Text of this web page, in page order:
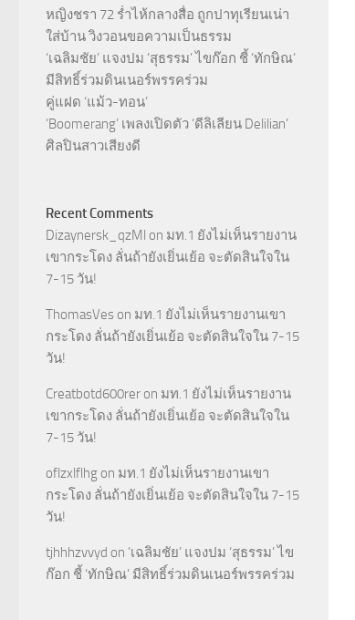
หญิงชรา 72 ร่ำไห้กลางสื่อ ถูกปาทุเรียนเน่า
ใส่บ้าน วิงวอนขอความเป็นธรรม
‘เฉลิมชัย’ แจงปม ‘สุธรรม’ ไขก๊อก ชี้ ‘ทักษิณ’
มีสิทธิ์ร่วมดินเนอร์พรรคร่วม
คู่แฝด ‘แม้ว-ทอน’
‘Boomerang’ เพลงเปิดตัว ‘ดีลิเลียน Delilian’
ศิลปินสาวเสียงดี
Recent Comments
Dizaynersk_qzMl on มท.1 ยังไม่เห็นรายงาน
เขากระโดง ลั่นถ้ายังเยิ่นเย้อ จะตัดสินใจใน
7-15 วัน!
ThomasVes on มท.1 ยังไม่เห็นรายงานเขา
กระโดง ลั่นถ้ายังเยิ่นเย้อ จะตัดสินใจใน 7-15
วัน!
Creatbotd600rer on มท.1 ยังไม่เห็นรายงาน
เขากระโดง ลั่นถ้ายังเยิ่นเย้อ จะตัดสินใจใน
7-15 วัน!
oflzxlflhg on มท.1 ยังไม่เห็นรายงานเขา
กระโดง ลั่นถ้ายังเยิ่นเย้อ จะตัดสินใจใน 7-15
วัน!
tjhhhzvvyd on ‘เฉลิมชัย’ แจงปม ‘สุธรรม’ ไข
ก๊อก ชี้ ‘ทักษิณ’ มีสิทธิ์ร่วมดินเนอร์พรรคร่วม